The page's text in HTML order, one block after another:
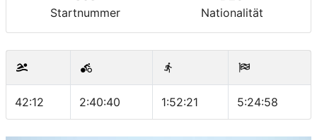
Startnummer
Nationalität
42:12 2:40:40 1:52:21 5:24:58